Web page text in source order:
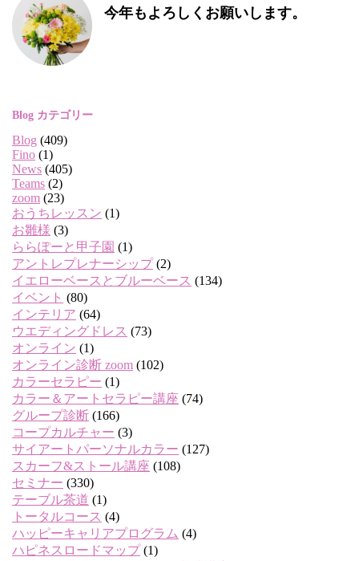
今年もよろしくお願いします。
Blog カテゴリー
Blog (409)
Fino (1)
News (405)
Teams (2)
zoom (23)
おうちレッスン (1)
お雛様 (3)
ららぽーと甲子園 (1)
アントレプレナーシップ (2)
イエローベースとブルーベース (134)
イベント (80)
インテリア (64)
ウエディングドレス (73)
オンライン (1)
オンライン診断 zoom (102)
カラーセラピー (1)
カラー＆アートセラピー講座 (74)
グループ診断 (166)
コープカルチャー (3)
サイアートパーソナルカラー (127)
スカーフ&ストール講座 (108)
セミナー (330)
テーブル茶道 (1)
トータルコース (4)
ハッピーキャリアプログラム (4)
ハピネスロードマップ (1)